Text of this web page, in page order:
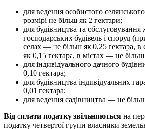
для ведення особистого
розмірі не більш як 2 гектари;
для будівництва та
господарських будівель і споруд
селах — не більш як 0,25 гектара,
як 0,15 гектара, в містах — не більш
для індивідуального дачного
0,10 гектара;
для будівництва індивідуальних
0,01 гектара;
для ведення садівництва — не
Від сплати податку звільняються на
податку четвертої групи власники